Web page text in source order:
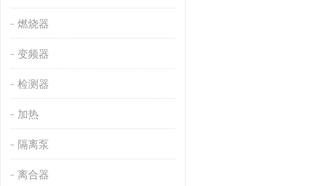
燃烧器
变频器
检测器
加热
隔离泵
离合器